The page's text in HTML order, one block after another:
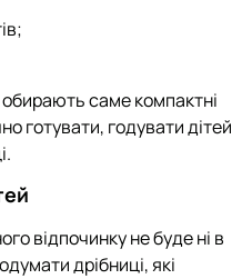
саме компактні
готувати, годувати дітей
відпочинку не буде ні в
дрібниці, які